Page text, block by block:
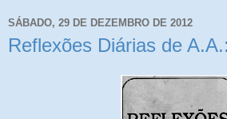
SÁBADO, 29 DE DEZEMBRO DE 2012
Reflexões Diárias de